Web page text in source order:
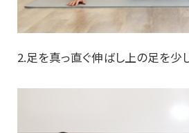
2.足を真っ直ぐ伸ばし上の足を少